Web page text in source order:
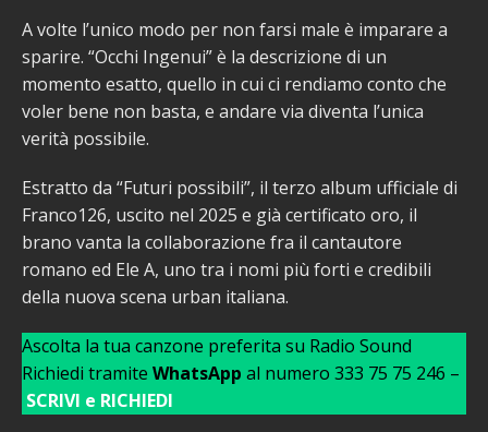
A volte l’unico modo per non farsi male è imparare a
sparire. “Occhi Ingenui” è la descrizione di un
momento esatto, quello in cui ci rendiamo conto che
voler bene non basta, e andare via diventa l’unica
verità possibile.
Estratto da “Futuri possibili”, il terzo album ufficiale di
Franco126, uscito nel 2025 e già certificato oro, il
brano vanta la collaborazione fra il cantautore
romano ed Ele A, uno tra i nomi più forti e credibili
della nuova scena urban italiana.
Ascolta la tua canzone preferita su Radio Sound
Richiedi tramite WhatsApp al numero 333 75 75 246 –
SCRIVI e RICHIEDI